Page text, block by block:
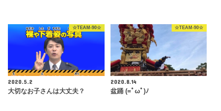
☆TEAM-90☆
2020.5.2
大切なお子さんは大丈夫？
☆TEAM-90☆
2020.8.14
盆踊 (=ﾟωﾟ)ﾉ